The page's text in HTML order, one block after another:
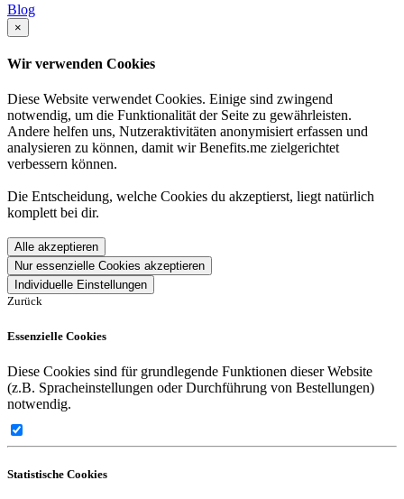
Blog
×
Wir verwenden Cookies
Diese Website verwendet Cookies. Einige sind zwingend
notwendig, um die Funktionalität der Seite zu gewährleisten.
Andere helfen uns, Nutzeraktivitäten anonymisiert erfassen und
analysieren zu können, damit wir Benefits.me zielgerichtet
verbessern können.
Die Entscheidung, welche Cookies du akzeptierst, liegt natürlich
komplett bei dir.
Alle akzeptieren
Nur essenzielle Cookies akzeptieren
Individuelle Einstellungen
Zurück
Essenzielle Cookies
Diese Cookies sind für grundlegende Funktionen dieser Website
(z.B. Spracheinstellungen oder Durchführung von Bestellungen)
notwendig.
Statistische Cookies